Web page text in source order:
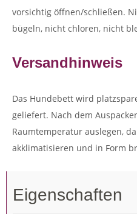
vorsichtig öffnen/schließen.
bügeln, nicht chloren, nicht
Versandhinweis
Das Hundebett wird
geliefert. Nach dem
Raumtemperatur auslegen,
akklimatisieren und in Form
Eigenschaften